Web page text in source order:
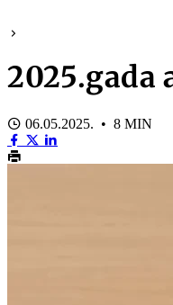
06.05.2025. • 8 MIN